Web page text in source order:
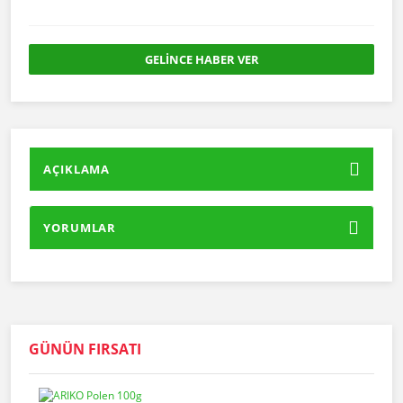
GÜNÜN FIRSATI
GELİNCE HABER VER
AÇIKLAMA
YORUMLAR